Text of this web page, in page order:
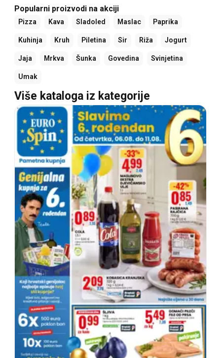
Popularni proizvodi na akciji
Pizza Kava Sladoled Maslac Paprika
Kuhinja Kruh Piletina Sir Riža Jogurt
Jaja Mrkva Šunka Govedina Svinjetina
Umak
Više kataloga iz kategorije